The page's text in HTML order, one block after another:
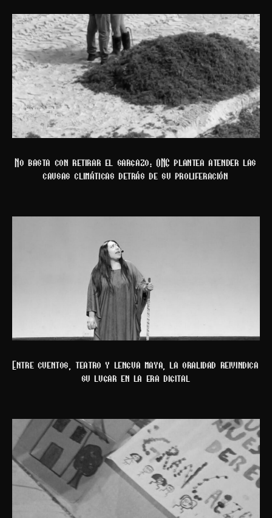
No basta con retirar el sargazo: ONG plantea atender las
causas climáticas detrás de su proliferación
Entre cuentos, teatro y lengua maya, la oralidad reivindica
su lugar en la era digital